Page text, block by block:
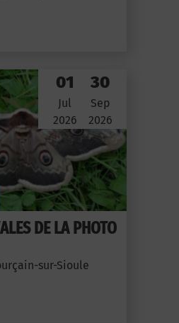
DE LA PHOTO
sur-Sioule
01
Jul
2026
30
Sep
2026